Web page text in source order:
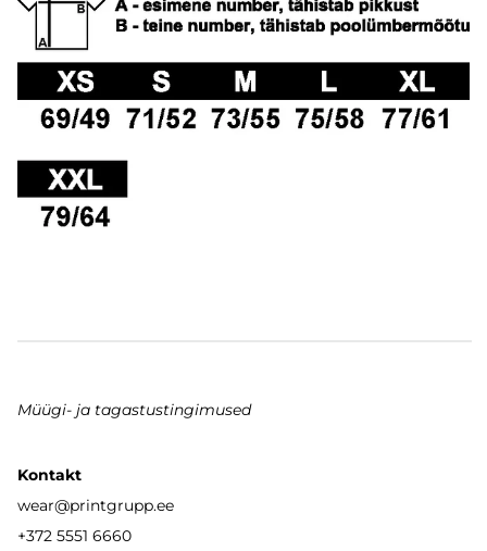
Müügi- ja tagastustingimused
Kontakt
wear@printgrupp.ee
+372 5551 6660